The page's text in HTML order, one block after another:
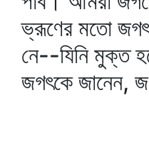
ভ্রূণের মতো
নে--যিনি মুক্ত
জগৎকে জানেন,